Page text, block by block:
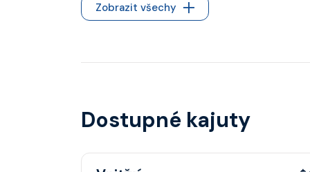
Zobrazit všechy
Dostupné kajuty